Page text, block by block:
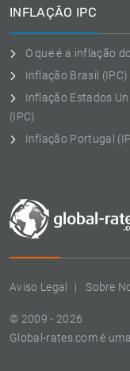
Aviso Legal Sobre
© 2009 - 2026
Global-rates.com é
INFLAÇÃO IPC
O que é a inflação
Inflação Brasil (IPC)
Inflação Estados
(IPC)
Inflação Portugal